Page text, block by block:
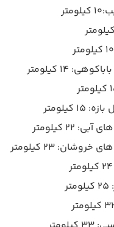
۱۴ کیلومتر
کیلومتر
۲۲ کیلومتر
۲۳ کیلومتر